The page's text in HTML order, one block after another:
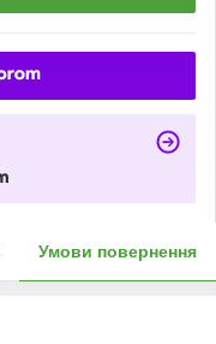
Умови повернення